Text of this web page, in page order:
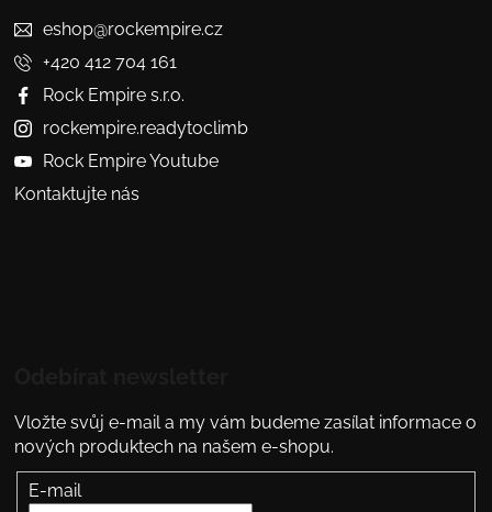
eshop@rockempire.cz
+420 412 704 161
Rock Empire s.r.o.
rockempire.readytoclimb
Rock Empire Youtube
Kontaktujte nás
Vložte svůj e-mail a my vám budeme zasílat informace o
nových produktech na našem e-shopu.
E-mail